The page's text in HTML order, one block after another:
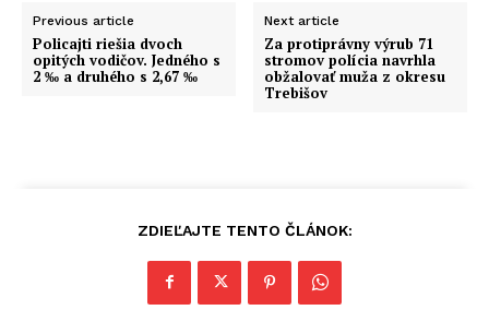
Previous article
Policajti riešia dvoch
opitých vodičov. Jedného s
2 ‰ a druhého s 2,67 ‰
Next article
Za protiprávny výrub 71
stromov polícia navrhla
obžalovať muža z okresu
Trebišov
ZDIEĽAJTE TENTO ČLÁNOK: